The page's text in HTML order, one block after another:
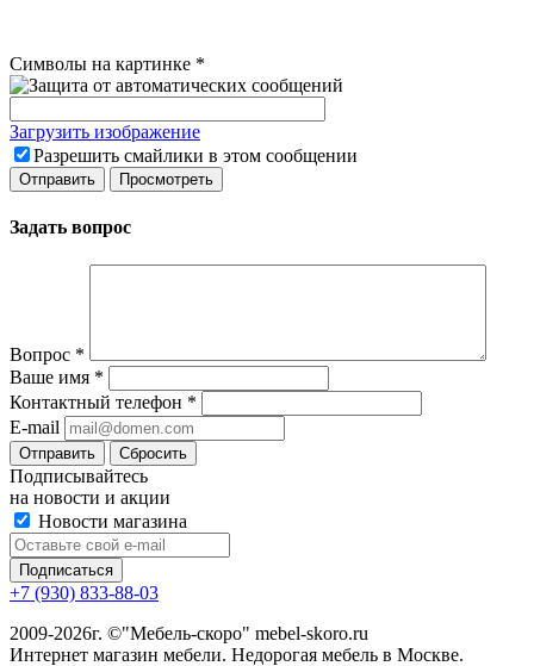
Символы на картинке *
Загрузить изображение
Разрешить смайлики в этом сообщении
Задать вопрос
Вопрос *
Ваше имя *
Контактный телефон *
E-mail
Сбросить
Подписывайтесь
на новости и акции
Новости магазина
+7 (930) 833-88-03
2009-2026г. ©"Мебель-скоро" mebel-skoro.ru
Интернет магазин мебели. Недорогая мебель в Москве.